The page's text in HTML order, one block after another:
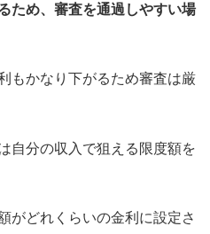
ため、審査を通過しやすい場
もかなり下がるため審査は厳
自分の収入で狙える限度額を
がどれくらいの金利に設定さ